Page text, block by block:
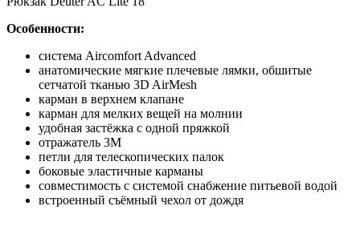
Особенности:
система Aircomfort Advanced
анатомические мягкие плечевые лямки, обшитые
сетчатой тканью 3D AirMesh
карман в верхнем клапане
карман для мелких вещей на молнии
удобная застёжка с одной пряжкой
отражатель 3M
петли для телескопических палок
боковые эластичные карманы
совместимость с системой снабжение питьевой водой
встроенный съёмный чехол от дождя